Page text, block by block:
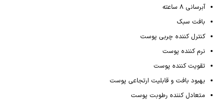
آبرسانی 8 ساعته
بافت سبک
کنترل کننده چربی پوست
نرم کننده پوست
تقویت کننده پوست
بهبود بافت و قابلیت ارتجاعی پوست
متعادل کننده رطوبت پوست